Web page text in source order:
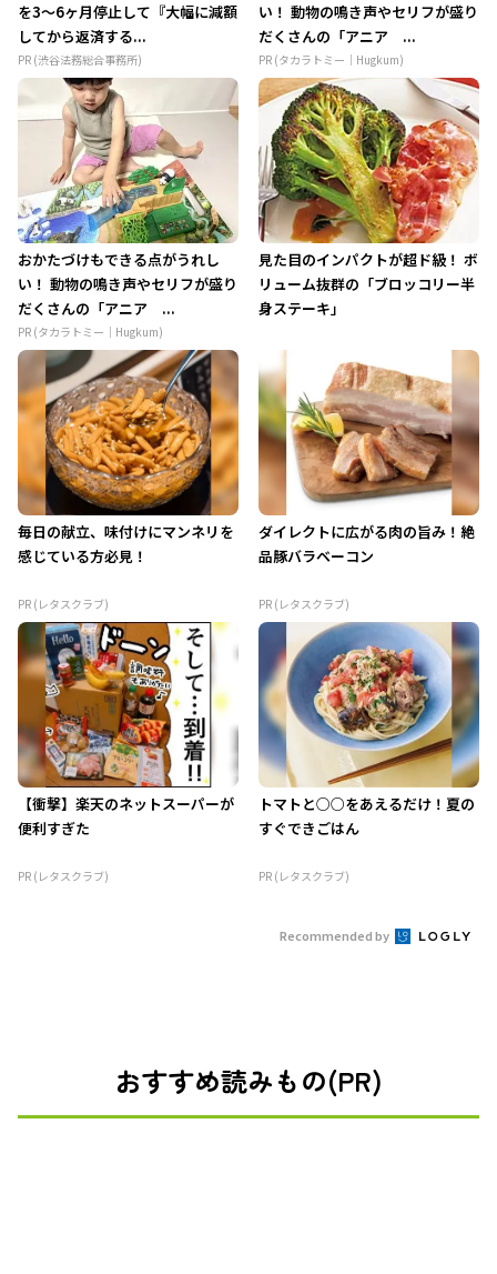
を3～6ヶ月停止して『大幅に減額
してから返済する...
PR (渋谷法務総合事務所)
い！ 動物の鳴き声やセリフが盛り
だくさんの「アニア ...
PR (タカラトミー｜Hugkum)
おかたづけもできる点がうれし
い！ 動物の鳴き声やセリフが盛り
だくさんの「アニア ...
PR (タカラトミー｜Hugkum)
見た目のインパクトが超ド級！ ボ
リューム抜群の「ブロッコリー半
身ステーキ」
毎日の献立、味付けにマンネリを
感じている方必見！
PR (レタスクラブ)
ダイレクトに広がる肉の旨み！絶
品豚バラベーコン
PR (レタスクラブ)
【衝撃】楽天のネットスーパーが
便利すぎた
PR (レタスクラブ)
トマトと○○をあえるだけ！夏の
すぐできごはん
PR (レタスクラブ)
Recommended by
おすすめ読みもの(PR)